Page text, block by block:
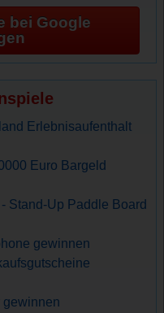
bei Google
Erlebnisaufenthalt
Euro Bargeld
Stand-Up Paddle Board
gewinnen
gewinnen